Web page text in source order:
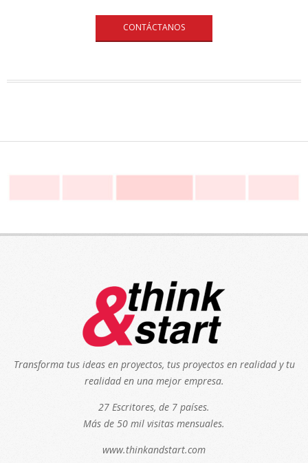
CONTÁCTANOS
Transforma tus ideas en proyectos, tus proyectos en realidad y tu
realidad en una mejor empresa.
27 Escritores, de 7 países.
Más de 50 mil visitas mensuales.
www.thinkandstart.com